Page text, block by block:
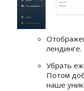
лендинге.
Убрать
Потом
наше